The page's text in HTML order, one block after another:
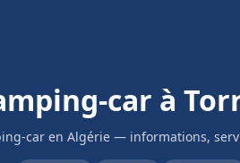
car à
car en Algérie — informations,